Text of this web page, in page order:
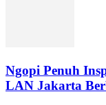
Ngopi Penuh
LAN Jakarta